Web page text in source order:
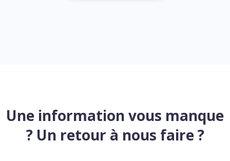
Une information vous manque
? Un retour à nous faire ?